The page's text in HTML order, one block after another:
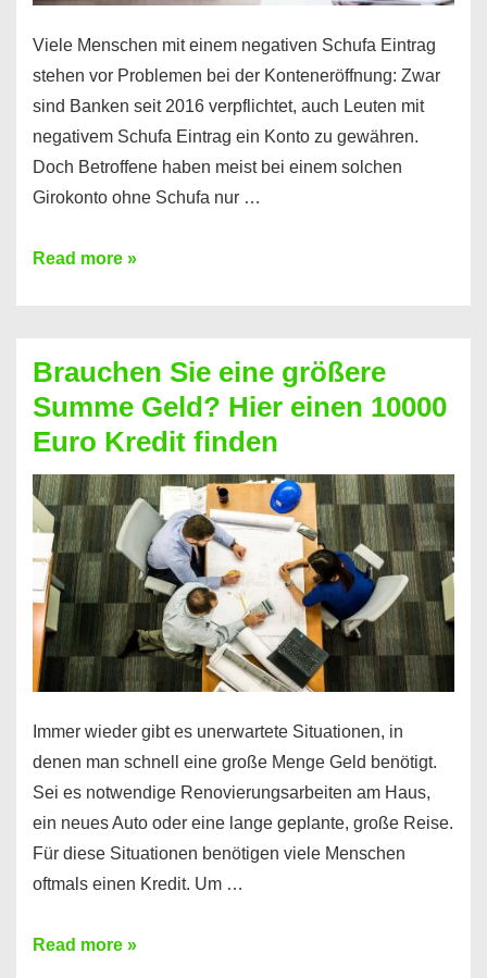
Viele Menschen mit einem negativen Schufa Eintrag
stehen vor Problemen bei der Konteneröffnung: Zwar
sind Banken seit 2016 verpflichtet, auch Leuten mit
negativem Schufa Eintrag ein Konto zu gewähren.
Doch Betroffene haben meist bei einem solchen
Girokonto ohne Schufa nur …
Günstiges
Geht
das
überhaupt?
Na
klar!
Read more »
Brauchen Sie eine größere
Summe Geld? Hier einen 10000
Euro Kredit finden
Immer wieder gibt es unerwartete Situationen, in
denen man schnell eine große Menge Geld benötigt.
Sei es notwendige Renovierungsarbeiten am Haus,
ein neues Auto oder eine lange geplante, große Reise.
Für diese Situationen benötigen viele Menschen
oftmals einen Kredit. Um …
Brauchen
Read more »